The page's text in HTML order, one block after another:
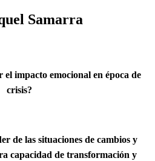
Samarra
impacto emocional en época de
crisis?
de las situaciones de cambios y
capacidad de transformación y